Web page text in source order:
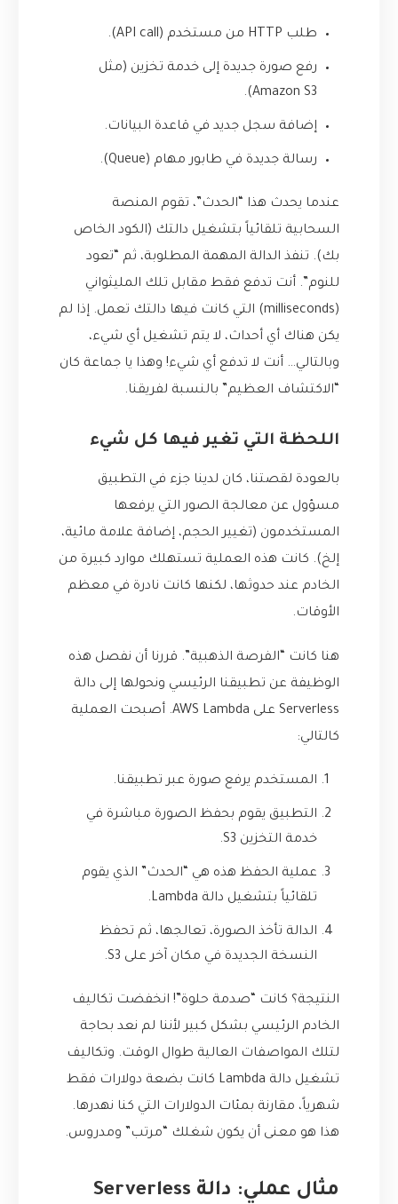
طلب HTTP من مستخدم (API call).
رفع صورة جديدة إلى خدمة تخزين (مثل
Amazon S3).
إضافة سجل جديد في قاعدة البيانات.
رسالة جديدة في طابور مهام (Queue).
عندما يحدث هذا “الحدث”، تقوم المنصة
السحابية تلقائياً بتشغيل دالتك (الكود الخاص
بك). تنفذ الدالة المهمة المطلوبة، ثم “تعود
للنوم”. أنت تدفع فقط مقابل تلك المليثواني
(milliseconds) التي كانت فيها دالتك تعمل. إذا لم
يكن هناك أي أحداث، لا يتم تشغيل أي شيء،
وبالتالي… أنت لا تدفع أي شيء! وهذا يا جماعة كان
“الاكتشاف العظيم” بالنسبة لفريقنا.
اللحظة التي تغير فيها كل شيء
بالعودة لقصتنا، كان لدينا جزء في التطبيق
مسؤول عن معالجة الصور التي يرفعها
المستخدمون (تغيير الحجم، إضافة علامة مائية،
إلخ). كانت هذه العملية تستهلك موارد كبيرة من
الخادم عند حدوثها، لكنها كانت نادرة في معظم
الأوقات.
هنا كانت “الفرصة الذهبية”. قررنا أن نفصل هذه
الوظيفة عن تطبيقنا الرئيسي ونحولها إلى دالة
Serverless على AWS Lambda. أصبحت العملية
كالتالي:
المستخدم يرفع صورة عبر تطبيقنا.
التطبيق يقوم بحفظ الصورة مباشرة في
خدمة التخزين S3.
عملية الحفظ هذه هي “الحدث” الذي يقوم
تلقائياً بتشغيل دالة Lambda.
الدالة تأخذ الصورة، تعالجها، ثم تحفظ
النسخة الجديدة في مكان آخر على S3.
النتيجة؟ كانت “صدمة حلوة”! انخفضت تكاليف
الخادم الرئيسي بشكل كبير لأننا لم نعد بحاجة
لتلك المواصفات العالية طوال الوقت. وتكاليف
تشغيل دالة Lambda كانت بضعة دولارات فقط
شهرياً، مقارنة بمئات الدولارات التي كنا نهدرها.
هذا هو معنى أن يكون شغلك “مرتب” ومدروس.
مثال عملي: دالة Serverless